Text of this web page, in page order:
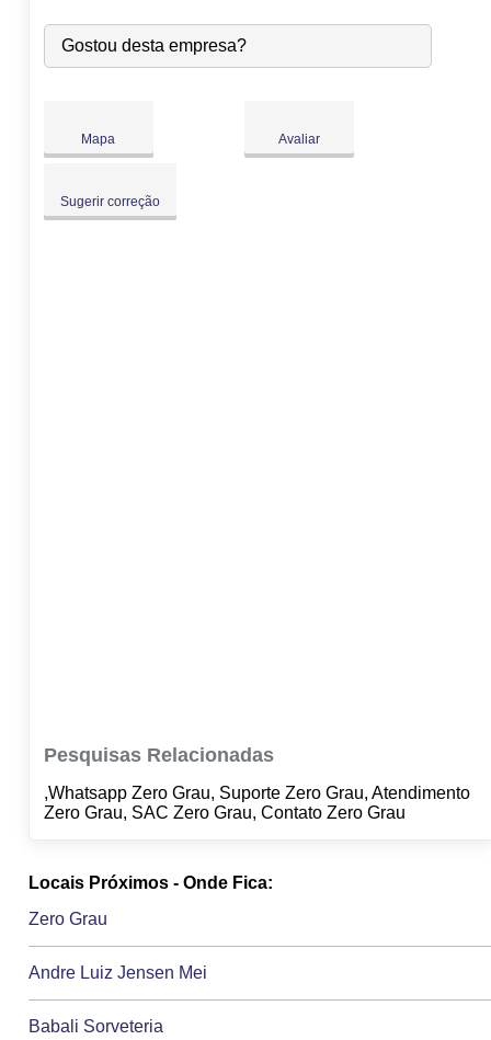
Seg: 09:00-18:00
Ter:
09:00-18:00
Qua:
09:00-18:00
Sáb:
Fechado
Gostou desta empresa?
Mapa Avaliar
Sugerir correção
Pesquisas Relacionadas
,Whatsapp Zero Grau, Suporte Zero Grau, Atendimento
Zero Grau, SAC Zero Grau, Contato Zero Grau
Locais Próximos - Onde Fica:
Zero Grau
Andre Luiz Jensen Mei
Babali Sorveteria